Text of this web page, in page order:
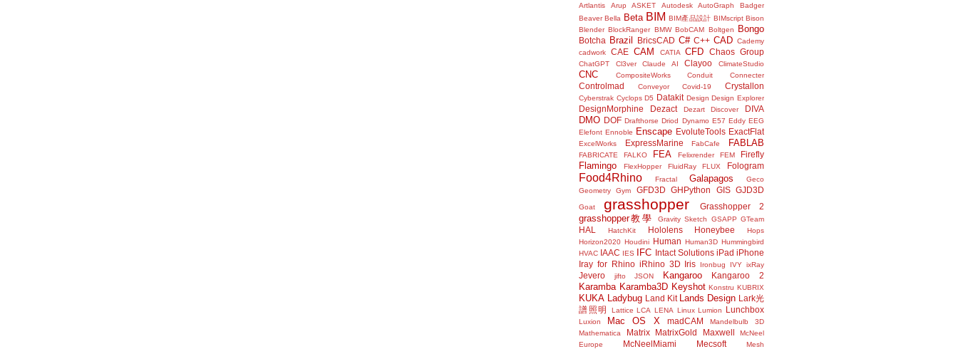
Artlantis Arup ASKET Autodesk AutoGraph
Badger
Beaver Bella Beta BIM BIM產品設計 BIMscript Bison
Blender BlockRanger BMW BobCAM Boltgen Bongo
Botcha Brazil BricsCAD C# C++ CAD Cademy
cadwork
CAE CAM CATIA CFD Chaos Group
ChatGPT Cl3ver Claude AI Clayoo ClimateStudio
CNC CompositeWorks Conduit Connecter
Controlmad Conveyor Covid-19 Crystallon
Cyberstrak Cyclops D5 Datakit Design Design Explorer
DesignMorphine Dezact Dezart Discover DIVA
DMO DOF Drafthorse Driod Dynamo E57 Eddy EEG
Elefont Ennoble Enscape EvoluteTools ExactFlat
ExcelWorks ExpressMarine FabCafe FABLAB
FABRICATE FALKO FEA Felixrender FEM Firefly
Flamingo FlexHopper FluidRay FLUX Fologram
Food4Rhino Fractal Galapagos
Geco
Geometry Gym
GFD3D GHPython GIS GJD3D
Goat grasshopper Grasshopper 2
grasshopper教學 Gravity Sketch GSAPP GTeam
HAL HatchKit Hololens Honeybee
Hops
Horizon2020 Houdini Human Human3D Hummingbird
HVAC IAAC IES IFC Intact Solutions iPad iPhone
Iray for Rhino iRhino 3D Iris Ironbug IVY ixRay
Jevero jifto JSON Kangaroo Kangaroo 2
Karamba Karamba3D Keyshot Konstru KUBRIX
KUKA Ladybug Land Kit Lands Design Lark光
譜照明
Lattice LCA LENA Linux Lumion Lunchbox
Luxion Mac OS X madCAM
Mandelbulb 3D
Mathematica
Matrix MatrixGold Maxwell
McNeel
Europe
McNeelMiami Mecsoft Mesh